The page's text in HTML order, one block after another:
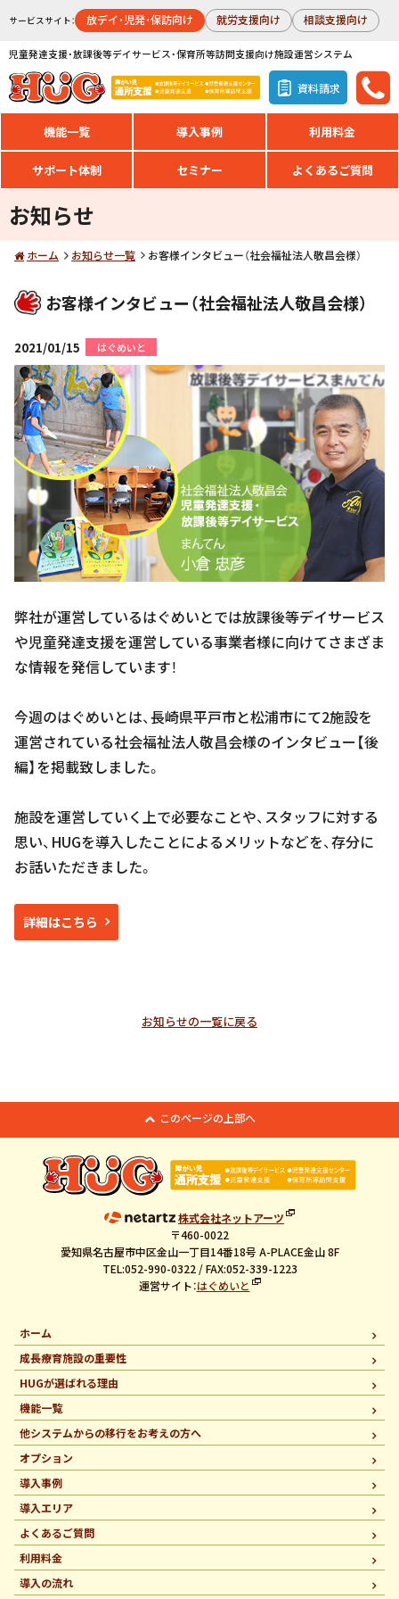
サービスサイト： 放デイ・児発・保訪向け 就労支援向け 相談支援向け
児童発達支援・放課後等デイサービス・保育所等訪問支援向け施設運営システム
資料請求
機能一覧 導入事例 利用料金
サポート体制 セミナー よくあるご質問
お知らせ
ホーム お知らせ一覧 お客様インタビュー（社会福祉法人敬昌会様）
お客様インタビュー（社会福祉法人敬昌会様）
2021/01/15 はぐめいと
弊社が運営しているはぐめいとでは放課後等デイサービス
や児童発達支援を運営している事業者様に向けてさまざま
な情報を発信しています！
今週のはぐめいとは、長崎県平戸市と松浦市にて2施設を
運営されている社会福祉法人敬昌会様のインタビュー【後
編】を掲載致しました。
施設を運営していく上で必要なことや、スタッフに対する
思い、HUGを導入したことによるメリットなどを、存分に
お話いただきました。
詳細はこちら
お知らせの一覧に戻る
このページの上部へ
株式会社ネットアーツ
〒460-0022
愛知県名古屋市中区金山一丁目14番18号 A-PLACE金山 8F
TEL:052-990-0322 / FAX:052-339-1223
運営サイト：はぐめいと
ホーム
成長療育施設の重要性
HUGが選ばれる理由
機能一覧
他システムからの移行をお考えの方へ
オプション
導入事例
導入エリア
よくあるご質問
利用料金
導入の流れ